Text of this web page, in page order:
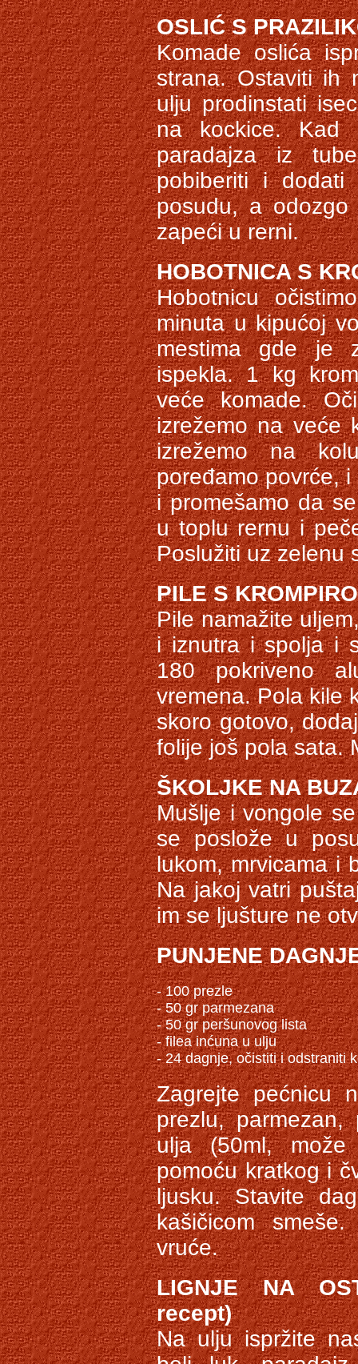
OSLIĆ S
Komade oslića
strana. Ostaviti ih
ulju prodinstati
na kockice. Kad
paradajza iz
pobiberiti i dodati
posudu, a
zapeći u rerni.
HOBOTNICA S
Hobotnicu
minuta u kipućoj
mestima gde je
ispekla. 1 kg
veće komade.
izrežemo na veće
izrežemo na
poređamo povrće,
i promešamo da
u toplu rernu i
Poslužiti uz zelenu
PILE S
Pile namažite
i iznutra i spolja i
180 pokriveno
vremena. Pola kile
skoro gotovo,
folije još pola sata.
ŠKOLJKE NA
Mušlje i vongole
se poslože u
lukom, mrvicama i
Na jakoj vatri
im se ljušture ne
PUNJENE
- 100 prezle
- 50 gr parmezana
- 50 gr peršunovog lista
- filea inćuna u ulju
Zagrejte pećnicu
prezlu,
ulja (50ml,
pomoću kratkog i
ljusku. Stavite
kašičicom
vruće.
LIGNJE NA
recept)
Na ulju ispržite